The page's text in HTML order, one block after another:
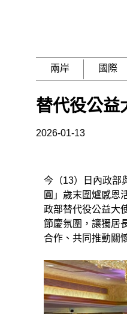
兩岸 國際
替代役公益
2026-01-13
今（13）日內政部
圓」歲末圍爐感恩
政部替代役公益大
節慶氛圍，讓獨居
合作、共同推動關